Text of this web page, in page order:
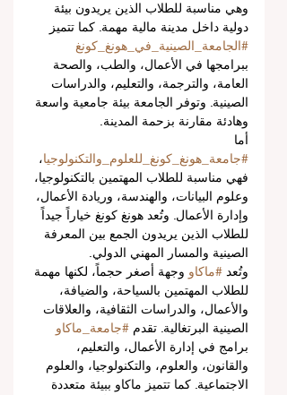
وهي مناسبة للطلاب الذين يريدون بيئة
دولية داخل مدينة مالية مهمة. كما تتميز
#الجامعة_الصينية_في_هونغ_كونغ
ببرامجها في الأعمال، والطب، والصحة
العامة، والترجمة، والتعليم، والدراسات
الصينية. وتوفر الجامعة بيئة جامعية واسعة
وهادئة مقارنة بزحمة المدينة.
أما
#جامعة_هونغ_كونغ_للعلوم_والتكنولوجيا،
فهي مناسبة للطلاب المهتمين بالتكنولوجيا،
وعلوم البيانات، والهندسة، وريادة الأعمال،
وإدارة الأعمال. وتُعد هونغ كونغ خياراً جيداً
للطلاب الذين يريدون الجمع بين المعرفة
الصينية والمسار المهني الدولي.
وتُعد #ماكاو وجهة أصغر حجماً، لكنها مهمة
للطلاب المهتمين بالسياحة، والضيافة،
والأعمال، والدراسات الثقافية، والعلاقات
الصينية البرتغالية. تقدم #جامعة_ماكاو
برامج في إدارة الأعمال، والتعليم،
والقانون، والعلوم، والتكنولوجيا، والعلوم
الاجتماعية. كما تتميز ماكاو ببيئة متعددة